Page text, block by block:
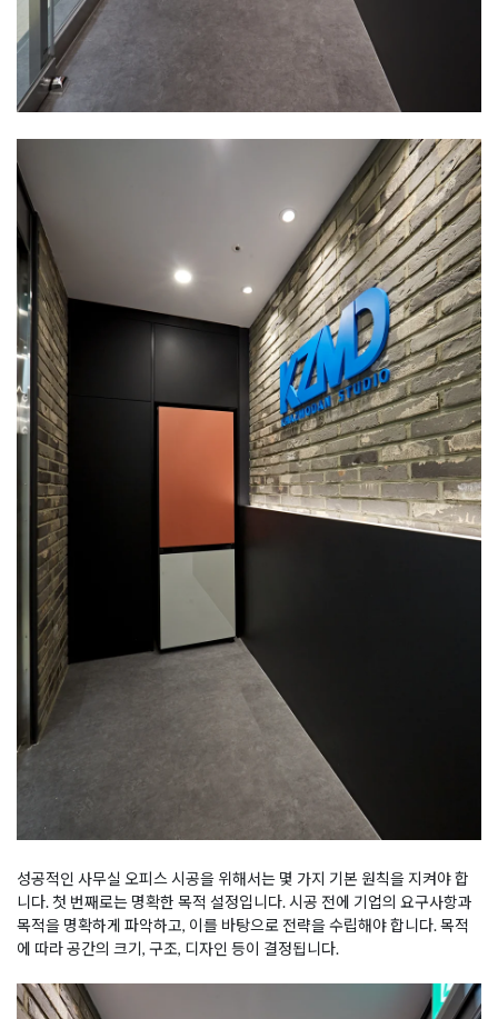
성공적인 사무실 오피스 시공을 위해서는 몇 가지 기본 원칙을 지켜야 합
니다. 첫 번째로는 명확한 목적 설정입니다. 시공 전에 기업의 요구사항과
목적을 명확하게 파악하고, 이를 바탕으로 전략을 수립해야 합니다. 목적
에 따라 공간의 크기, 구조, 디자인 등이 결정됩니다.